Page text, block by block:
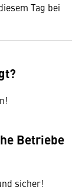
Tag bei
Betriebe
sicher!